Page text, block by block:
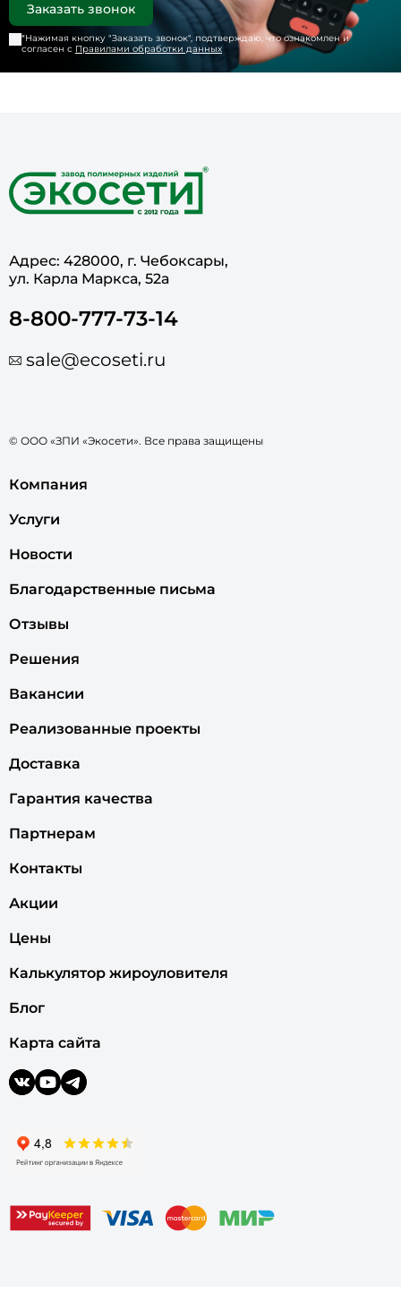
*Нажимая кнопку "Заказать звонок", подтверждаю, что ознакомлен и
согласен с Правилами обработки данных
Адрес: 428000, г. Чебоксары,
ул. Карла Маркса, 52а
8-800-777-73-14
sale@ecoseti.ru
© ООО «ЗПИ «Экосети». Все права защищены
Компания
Услуги
Новости
Благодарственные письма
Отзывы
Решения
Вакансии
Реализованные проекты
Доставка
Гарантия качества
Партнерам
Контакты
Акции
Цены
Калькулятор жироуловителя
Блог
Карта сайта